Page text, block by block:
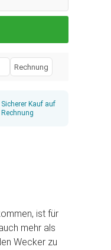
Rechnung
Sicherer Kauf auf
Rechnung
ist für
mehr als
Wecker zu